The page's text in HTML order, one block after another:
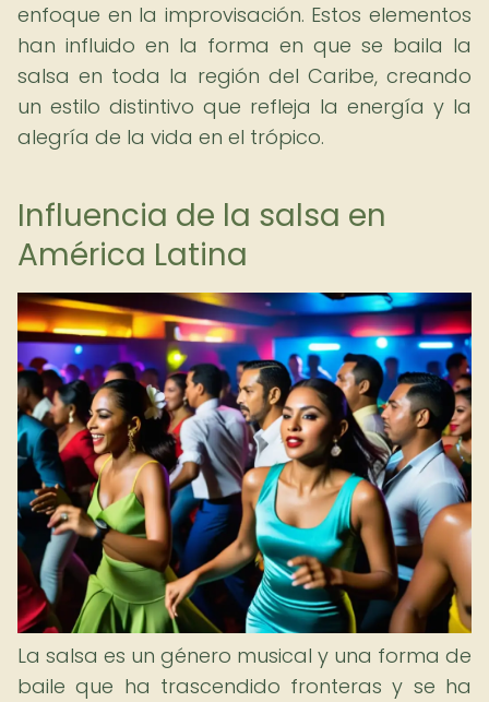
enfoque en la improvisación. Estos elementos
han influido en la forma en que se baila la
salsa en toda la región del Caribe, creando
un estilo distintivo que refleja la energía y la
alegría de la vida en el trópico.
Influencia de la salsa en
América Latina
La salsa es un género musical y una forma de
baile que ha trascendido fronteras y se ha